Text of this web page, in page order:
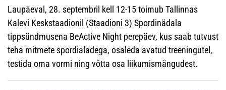
Laupäeval, 28. septembril kell 12-15 toimub Tallinnas
Kalevi Keskstaadionil (Staadioni 3) Spordinädala
tippsündmusena BeActive Night perepäev, kus saab tutvust
teha mitmete spordialadega, osaleda avatud treeningutel,
testida oma vormi ning võtta osa liikumismängudest.